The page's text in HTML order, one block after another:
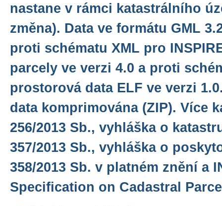
nastane v rámci katastrálního
změna). Data ve formátu GML
proti schématu XML pro
parcely ve verzi 4.0 a proti
prostorová data ELF ve verzi
data komprimována (ZIP). Více
256/2013 Sb., vyhláška o
357/2013 Sb., vyhláška o
358/2013 Sb. v platném znění a
Specification on Cadastral